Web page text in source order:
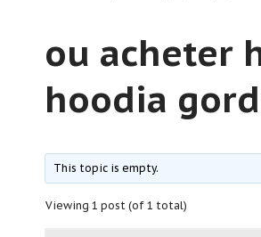
ou acheter
hoodia
This topic is empty.
Viewing 1 post (of 1 total)